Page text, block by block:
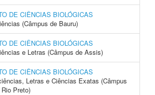
DE CIÊNCIAS BIOLÓGICAS
(Câmpus de Bauru)
DE CIÊNCIAS BIOLÓGICAS
e Letras (Câmpus de Assis)
DE CIÊNCIAS BIOLÓGICAS
Letras e Ciências Exatas (Câmpus
Preto)